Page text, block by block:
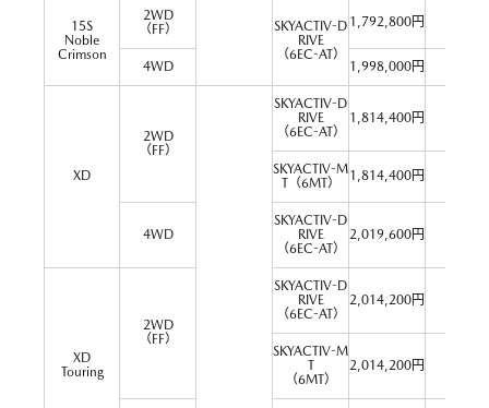
15S
Noble
Crimson
2WD
（FF）
SKYACTIV-D
RIVE
（6EC-AT）
1,792,800円
4WD 1,998,000円
XD
2WD
（FF）
SKYACTIV-D
RIVE
（6EC-AT）
1,814,400円
SKYACTIV-M
T（6MT）
1,814,400円
4WD
SKYACTIV-D
RIVE
（6EC-AT）
2,019,600円
XD
Touring
2WD
（FF）
SKYACTIV-D
RIVE
（6EC-AT）
2,014,200円
SKYACTIV-M
T
（6MT）
2,014,200円